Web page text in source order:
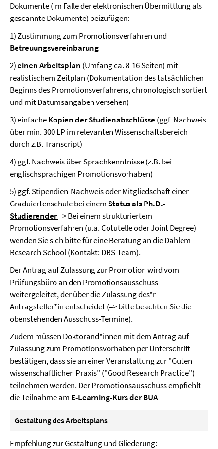
Dokumente (im Falle der elektronischen Übermittlung als
gescannte Dokumente) beizufügen:
1) Zustimmung zum Promotionsverfahren und
Betreuungsvereinbarung
2)einen Arbeitsplan (Umfang ca. 8-16 Seiten) mit
realistischem Zeitplan (Dokumentation des tatsächlichen
Beginns des Promotionsverfahrens, chronologisch sortiert
und mit Datumsangaben versehen)
3) einfacheKopien der Studienabschlüsse (ggf. Nachweis
über min. 300 LP im relevanten Wissenschaftsbereich
durch z.B. Transcript)
4) ggf. Nachweis über Sprachkenntnisse (z.B. bei
englischsprachigen Promotionsvorhaben)
5) ggf. Stipendien-Nachweis oder Mitgliedschaft einer
Graduiertenschule bei einem Status als Ph.D.-
Studierender=> Bei einem strukturiertem
Promotionsverfahren (u.a. Cotutelle oder Joint Degree)
wenden Sie sich bitte für eine Beratung an dieDahlem
Research School(Kontakt: DRS-Team).
Der Antrag auf Zulassung zur Promotion wird vom
Prüfungsbüro an den Promotionsausschuss
weitergeleitet, der über die Zulassung des*r
Antragsteller*in entscheidet (=> bitte beachten Sie die
obenstehenden Ausschuss-Termine).
Zudem müssen Doktorand*innen mit dem Antrag auf
Zulassung zum Promotionsvorhaben per Unterschrift
bestätigen, dass sie an einer Veranstaltung zur "Guten
wissenschaftlichen Praxis" ("Good Research Practice")
teilnehmen werden. Der Promotionsausschuss empfiehlt
die Teilnahme am E-Learning-Kurs der BUA
Gestaltung des Arbeitsplans
Empfehlung zur Gestaltung und Gliederung: